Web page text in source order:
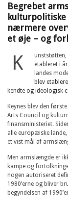
Begrebet
nærmere
et øje – og
K
unststøtten,
etableret i
landes
blev
kendte og ideologisk
Keynes blev den
Arts Council og
finansministeriet.
alle europæiske
et vist mål af
Men armslængde er
kampe og
nogen autoriseret
1980’erne og bliver
begyndelsen af